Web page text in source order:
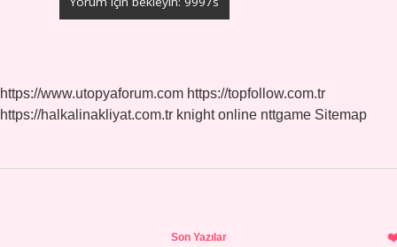
https://www.utopyaforum.com https://topfollow.com.tr
https://halkalinakliyat.com.tr knight online nttgame Sitemap
Son Yazılar